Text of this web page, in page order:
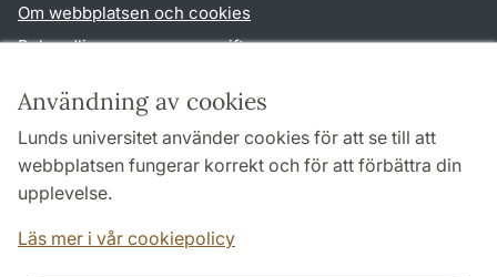
Användning av cookies
Lunds universitet använder cookies för att se till att
webbplatsen fungerar korrekt och för att förbättra din
upplevelse.
Läs mer i vår cookiepolicy
Om webbplatsen och cookies
Behandling av personuppgifter
TYPO3-login
Följ oss i sociala medier